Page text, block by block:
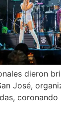
dieron
José,
coronando